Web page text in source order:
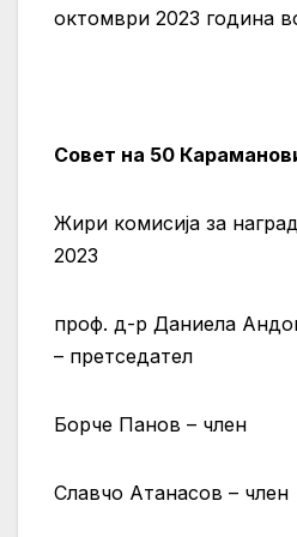
октомври 2023 година
Совет на 50
Жири комисија за
2023
проф. д-р Даниела
– претседател
Борче Панов – член
Славчо Атанасов – член